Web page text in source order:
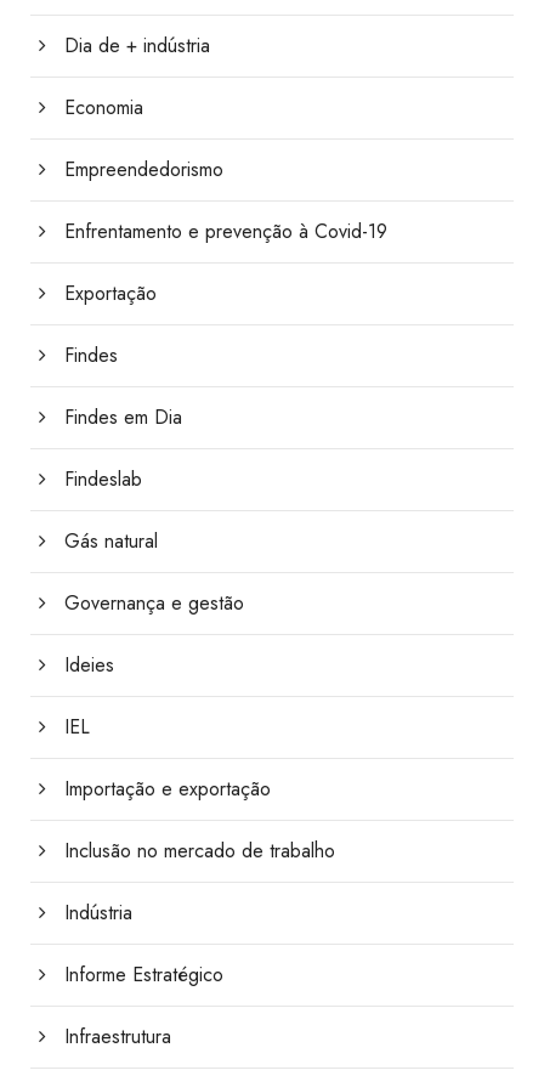
Dia de + indústria
Economia
Empreendedorismo
Enfrentamento e prevenção à Covid-19
Exportação
Findes
Findes em Dia
Findeslab
Gás natural
Governança e gestão
Ideies
IEL
Importação e exportação
Inclusão no mercado de trabalho
Indústria
Informe Estratégico
Infraestrutura